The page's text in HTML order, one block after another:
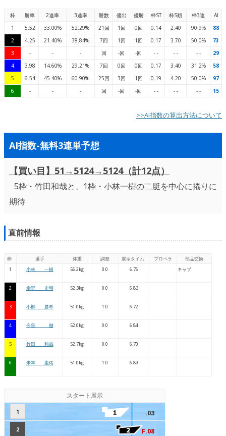
枠 勝率 2連率 3連率 勝数 優出 優勝 枠ST 枠S順 枠3連
AI
1
5.52 33.00% 52.29% 21回 1回 0回 0.14 2.40 90.9%
88
2
4.25 21.40% 38.84% 7回 1回 1回 0.17 3.70 50.0%
73
3
- - - 回 -回 -回 - - - - - -
29
4
3.98 14.60% 29.21% 7回 0回 0回 0.17 3.40 31.2%
58
5
6.54 45.40% 60.90% 25回 3回 1回 0.19 4.20 50.0%
97
6
- - - 回 -回 -回 - - - - - - 15
>>AI指数の算出方法について
AI指数-無料3連単予想
【買い目】51→5124→5124（計12点）
5枠・竹田和哉と、1枠・小林一樹の二艇を中心に捲りに
期待
直前情報
枠 選手 体重 調整 展示タイム プロペラ
部品交換
1
小林 一樹 56.2kg 0.0 6.76 キャブ
2 幸野 史明 52.3kg 0.0 6.83
3 小柳 勝希 51.0kg 1.0 6.72
4 今泉 徹 52.0kg 0.0 6.84
5 竹田 和哉 52.7kg 0.0 6.70
6 米本 圭佑 51.0kg 1.0 6.89
スタート展示
1 .03
2 F.08